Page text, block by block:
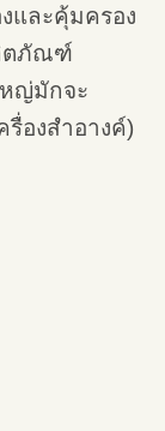
และคุ้มครอง
ตภัณฑ์
ญ่มักจะ
องสำอางค์)